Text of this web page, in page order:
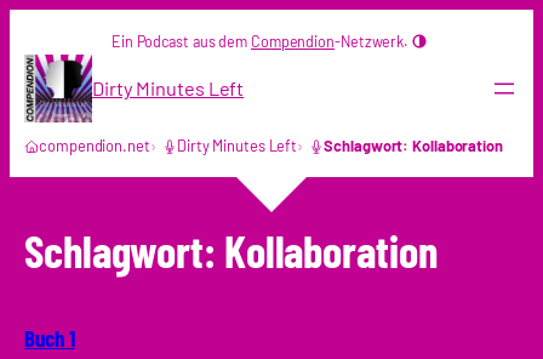
Inhalt
springen
Ein Podcast aus dem Compendion-Netzwerk.
Dirty Minutes Left
compendion.net Dirty Minutes Left Schlagwort: Kollaboration
Schlagwort: Kollaboration
Buch 1